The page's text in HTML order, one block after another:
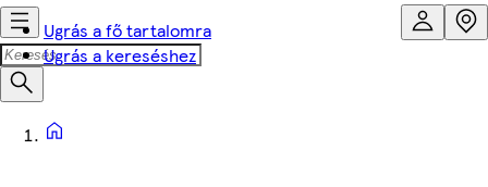
Ugrás a fő tartalomra
Ugrás a kereséshez